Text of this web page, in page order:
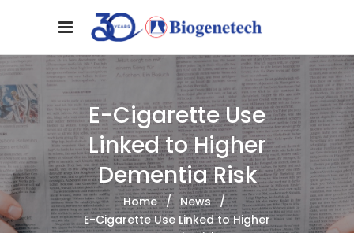
E-Cigarette Use
Linked to Higher
Dementia Risk
Home/ News/
E-Cigarette Use Linked to Higher